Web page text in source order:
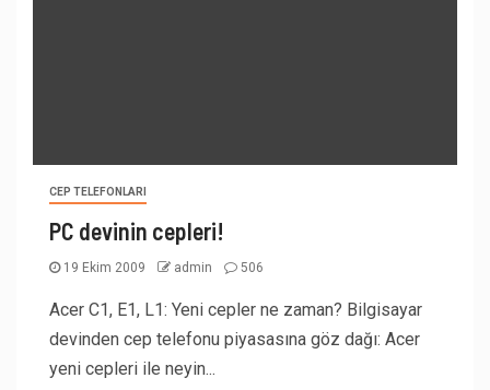
CEP TELEFONLARI
PC devinin cepleri!
19 Ekim 2009 admin 506
Acer C1, E1, L1: Yeni cepler ne zaman? Bilgisayar
devinden cep telefonu piyasasına göz dağı: Acer
yeni cepleri ile neyin...